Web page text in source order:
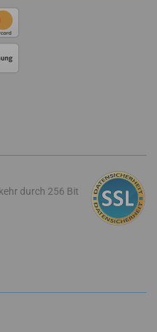
durch 256 Bit